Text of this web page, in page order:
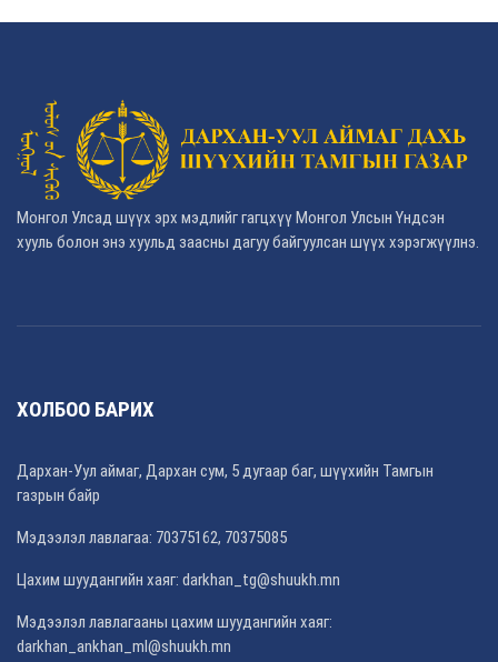
Монгол Улсад шүүх эрх мэдлийг гагцхүү Монгол Улсын Үндсэн
хууль болон энэ хуульд заасны дагуу байгуулсан шүүх хэрэгжүүлнэ.
ХОЛБОО БАРИХ
Дархан-Уул аймаг, Дархан сум, 5 дугаар баг, шүүхийн Тамгын
газрын байр
Мэдээлэл лавлагаа: 70375162, 70375085
Цахим шуудангийн хаяг: darkhan_tg@shuukh.mn
Мэдээлэл лавлагааны цахим шуудангийн хаяг:
darkhan_ankhan_ml@shuukh.mn